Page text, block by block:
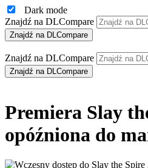
Dark mode
Znajdź na DLCompare
Znajdź na DLCompare
Premiera Slay
opóźniona do